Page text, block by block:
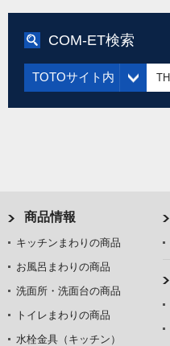
COM-ET検索
TOTOサイト内
商品情報
キッチンまわりの商品
お風呂まわりの商品
洗面所・洗面台の商品
トイレまわりの商品
水栓金具（キッチン）